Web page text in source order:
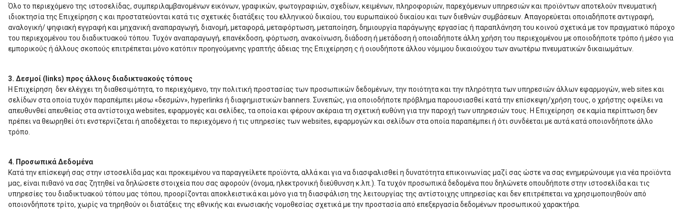
Όλο το περιεχόμενο της ιστοσελίδας, συμπεριλαμβανομένων εικόνων, γραφικών, φωτογραφιών, σχεδίων, κειμένων, πληροφοριών, παρεχόμενων υπηρεσιών και προϊόντων αποτελούν πνευματική
ιδιοκτησία της Επιχείρηση ς και προστατεύονται κατά τις σχετικές διατάξεις του ελληνικού δικαίου, του ευρωπαϊκού δικαίου και των διεθνών συμβάσεων. Απαγορεύεται οποιαδήποτε αντιγραφή,
αναλογική/ ψηφιακή εγγραφή και μηχανική αναπαραγωγή, διανομή, μεταφορά, μεταφόρτωση, μεταποίηση, δημιουργία παράγωγης εργασίας ή παραπλάνηση του κοινού σχετικά με τον πραγματικό πάροχο
του περιεχομένου του διαδικτυακού τόπου. Τυχόν αναπαραγωγή, επανέκδοση, φόρτωση, ανακοίνωση, διάδοση ή μετάδοση ή οποιαδήποτε άλλη χρήση του περιεχομένου με οποιοδήποτε τρόπο ή μέσο για
εμπορικούς ή άλλους σκοπούς επιτρέπεται μόνο κατόπιν προηγούμενης γραπτής άδειας της Επιχείρηση ς ή οιουδήποτε άλλου νόμιμου δικαιούχου των ανωτέρω πνευματικών δικαιωμάτων.
3. Δεσμοί (links) προς άλλους διαδικτυακούς τόπους
H Επιχείρηση δεν ελέγχει τη διαθεσιμότητα, το περιεχόμενο, την πολιτική προστασίας των προσωπικών δεδομένων, την ποιότητα και την πληρότητα των υπηρεσιών άλλων εφαρμογών, web sites και
σελίδων στα οποία τυχόν παραπέμπει μέσω «δεσμών», hyperlinks ή διαφημιστικών banners. Συνεπώς, για οποιοδήποτε πρόβλημα παρουσιασθεί κατά την επίσκεψη/χρήση τους, ο χρήστης οφείλει να
απευθυνθεί απευθείας στα αντίστοιχα websites, εφαρμογές και σελίδες, τα οποία και φέρουν ακέραια τη σχετική ευθύνη για την παροχή των υπηρεσιών τους. Η Επιχείρηση σε καμία περίπτωση δεν
πρέπει να θεωρηθεί ότι ενστερνίζεται ή αποδέχεται το περιεχόμενο ή τις υπηρεσίες των websites, εφαρμογών και σελίδων στα οποία παραπέμπει ή ότι συνδέεται με αυτά κατά οποιονδήποτε άλλο
τρόπο.
4. Προσωπικά Δεδομένα
Κατά την επίσκεψή σας στην ιστοσελίδα μας και προκειμένου να παραγγείλετε προϊόντα, αλλά και για να διασφαλισθεί η δυνατότητα επικοινωνίας μαζί σας ώστε να σας ενημερώνουμε για νέα προϊόντα
μας, είναι πιθανό να σας ζητηθεί να δηλώσετε στοιχεία που σας αφορούν (όνομα, ηλεκτρονική διεύθυνση κ.λπ.). Τα τυχόν προσωπικά δεδομένα που δηλώνετε οπουδήποτε στην ιστοσελίδα και τις
υπηρεσίες του διαδικτυακού τόπου μας τόπου, προορίζονται αποκλειστικά και μόνο για τη διασφάλιση της λειτουργίας της αντίστοιχης υπηρεσίας και δεν επιτρέπεται να χρησιμοποιηθούν από
οποιονδήποτε τρίτο, χωρίς να τηρηθούν οι διατάξεις της εθνικής και ενωσιακής νομοθεσίας σχετικά με την προστασία από επεξεργασία δεδομένων προσωπικού χαρακτήρα.